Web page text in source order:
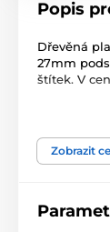
Popis
Dřevěná
27mm
štítek. V
Florbal
Zobrazit